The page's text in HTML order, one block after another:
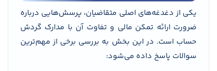
یکی از دغدغه‌های اصلی متقاضیان، پرسش‌هایی درباره
ضرورت ارائه تمکن مالی و تفاوت آن با مدارک گردش
حساب است. در این بخش به بررسی برخی از مهم‌ترین
سوالات پاسخ داده می‌شود: